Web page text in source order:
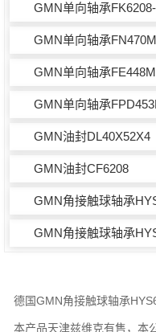
GMN单向轴承
GMN单向轴承FN470M
GMN单向轴承FE448M
GMN单向轴承
GMN油封DL40X52X4
GMN油封CF6208
GMN角接触球轴承
GMN角接触球轴承
德国GMN角接触球轴承
本产品天津兹维克有售，本